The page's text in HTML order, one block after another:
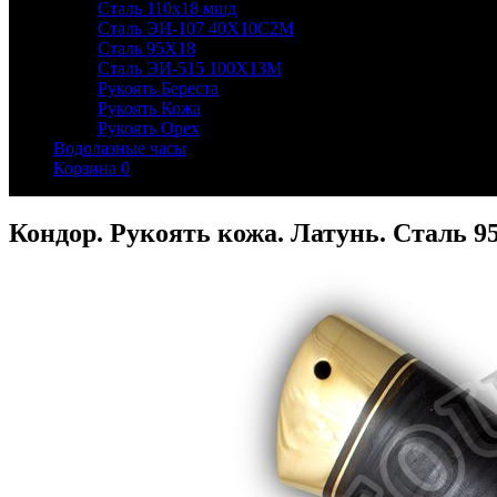
Сталь 110х18 мшд
Сталь ЭИ-107 40Х10С2М
Сталь 95Х18
Сталь ЭИ-515 100Х13М
Рукоять Береста
Рукоять Кожа
Рукоять Орех
Водолазные часы
Корзина 0
Кондор. Рукоять кожа. Латунь. Сталь